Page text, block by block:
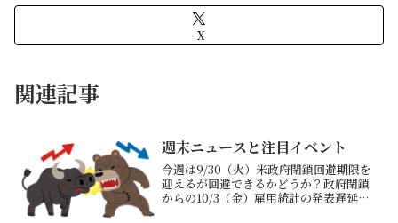
X
関連記事
週末ニュースと注目イベント
今週は9/30（火）米政府閉鎖回避期限を
迎えるが回避できるかどうか？政府閉鎖
からの10/3（金）雇用統計の発表遅延リ